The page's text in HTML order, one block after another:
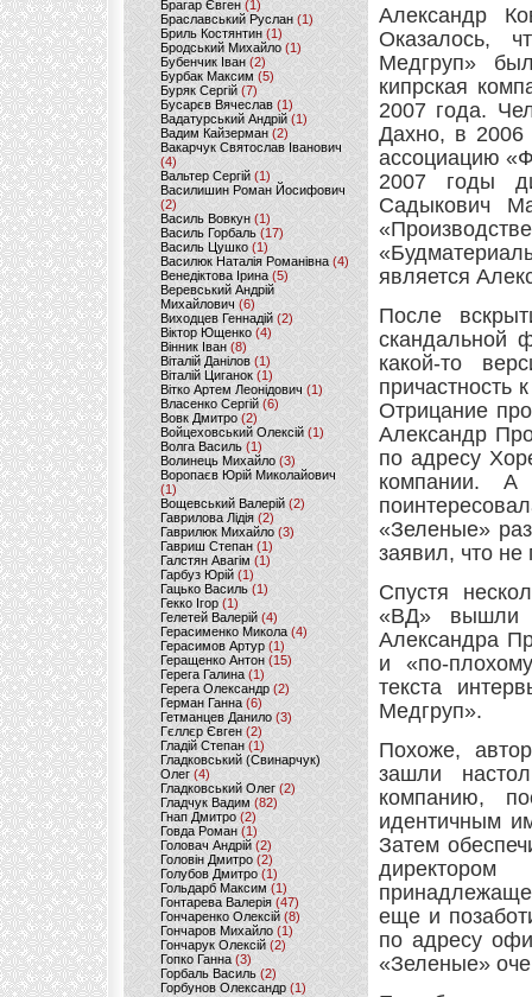
Брагар Євген (1)
Браславський Руслан (1)
Бриль Костянтин (1)
Бродський Михайло (1)
Бубенчик Іван(2)
Бурбак Максим (5)
Буряк Сергій (7)
Бусарєв Вячеслав (1)
Вадатурський Андрій (1)
Вадим Кайзерман (2)
Вакарчук Святослав Іванович
(4)
Вальтер Сергій (1)
Василишин Роман Йосифович
(2)
Василь Вовкун (1)
Василь Горбаль (17)
Василь Цушко (1)
Василюк Наталія Романівна (4)
Венедіктова Ірина(5)
Веревський Андрій
Михайлович (6)
Виходцев Геннадій (2)
Віктор Ющенко (4)
Вінник Іван (8)
Віталій Данілов (1)
Віталій Циганок (1)
Вітко Артем Леонідович(1)
Власенко Сергій (6)
Вовк Дмитро(2)
Войцеховський Олексій(1)
Волга Василь (1)
Волинець Михайло (3)
Воропаєв Юрій Миколайович
(1)
Вощевський Валерій(2)
Гаврилова Лідія (2)
Гаврилюк Михайло (3)
Гавриш Степан (1)
Галстян Авагім (1)
Гарбуз Юрій (1)
Гацько Василь (1)
Гекко Ігор(1)
Гелетей Валерій (4)
Герасименко Микола (4)
Герасимов Артур (1)
Геращенко Антон(15)
Герега Галина (1)
Герега Олександр (2)
Герман Ганна (6)
Гетманцев Данило (3)
Гєллєр Євген (2)
Гладій Степан(1)
Гладковський (Свинарчук)
Олег (4)
Гладковський Олег (2)
Гладчук Вадим (82)
Гнап Дмитро (2)
Говда Роман(1)
Головач Андрій (2)
Головін Дмитро (2)
Голубов Дмитро (1)
Гольдарб Максим(1)
Гонтарева Валерія (47)
Гончаренко Олексій(8)
Гончаров Михайло (1)
Гончарук Олексій (2)
Гопко Ганна (3)
Горбаль Василь (2)
Горбунов Олександр (1)
Александр
Оказалось,
Медгруп»
кипрская
2007 года.
Дахно, в 2006
ассоциацию
2007 годы
Садыкович
является
После
скандальной
какой-то
причастность
Отрицание
Александр
по адресу
компании.
«Зеленые»
заявил, что не
Спустя
«ВД» вышли
Александра
и «по-
текста
Медгруп».
Похоже,
зашли
компанию,
идентичным
Затем
еще и
по адресу
«Зеленые»